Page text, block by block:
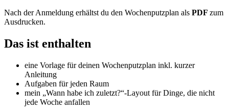
Nach der Anmeldung erhältst du den Wochenputzplan als PDF zum
Ausdrucken.
Das ist enthalten
eine Vorlage für deinen Wochenputzplan inkl. kurzer
Anleitung
Aufgaben für jeden Raum
mein „Wann habe ich zuletzt?“-Layout für Dinge, die nicht
jede Woche anfallen